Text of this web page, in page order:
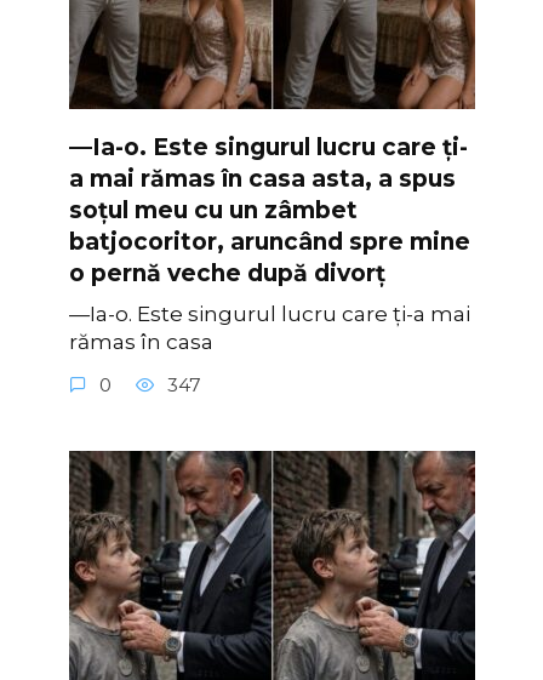
—Ia-o. Este singurul lucru care ți-
a mai rămas în casa asta, a spus
soțul meu cu un zâmbet
batjocoritor, aruncând spre mine
o pernă veche după divorț
—Ia-o. Este singurul lucru care ți-a mai
rămas în casa
0 347